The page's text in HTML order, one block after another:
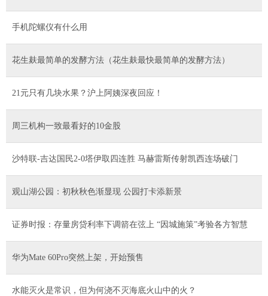
手机陀螺仪有什么用
花生麸最简单的发酵方法（花生麸最快最简单的发酵方法）
21元只有几块水果？沪上阿姨深夜回应！
周三机构一致最看好的10金股
沙特联-吉达国民2-0塔伊取四连胜 马赫雷斯传射凯西连场破门
观山湖公园：初秋秋色渐显现 公园打卡添新景
证券时报：存量房贷利率下调箭在弦上 “因城施策”考验各方智慧
华为Mate 60Pro突然上架，开始预售
水能灭火是常识，但为何浇不灭海底火山中的火？